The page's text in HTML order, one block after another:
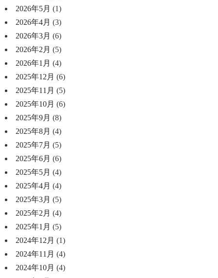
2026年5月 (1)
2026年4月 (3)
2026年3月 (6)
2026年2月 (5)
2026年1月 (4)
2025年12月 (6)
2025年11月 (5)
2025年10月 (6)
2025年9月 (8)
2025年8月 (4)
2025年7月 (5)
2025年6月 (6)
2025年5月 (4)
2025年4月 (4)
2025年3月 (5)
2025年2月 (4)
2025年1月 (5)
2024年12月 (1)
2024年11月 (4)
2024年10月 (4)